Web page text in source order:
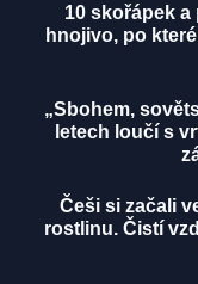
10 skořápek a
hnojivo, po
„Sbohem,
letech loučí s
Češi si začali
rostlinu. Čistí